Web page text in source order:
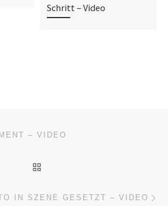
Schritt – Video
– VIDEO
IN SZENE GESETZT – VIDEO